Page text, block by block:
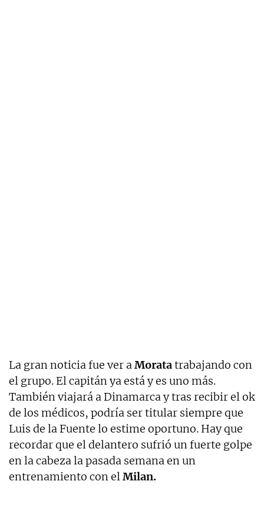
La gran noticia fue ver aMoratatrabajando con
el grupo. El capitán ya está y es uno más.
También viajará a Dinamarca y tras recibir el ok
de los médicos, podría ser titular siempre que
Luis de la Fuente lo estime oportuno. Hay que
recordar que el delantero sufrió un fuerte golpe
en la cabeza la pasada semana en un
entrenamiento con elMilan.